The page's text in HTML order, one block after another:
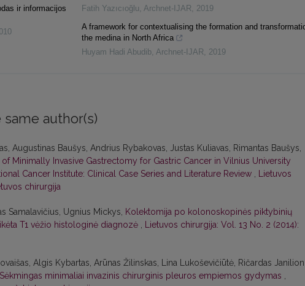
ir informacijos
Fatih Yazıcıoğlu, Archnet-IJAR, 2019
A framework for contextualising the formation and
the medina in North Africa
Huyam Hadi Abudib, Archnet-IJAR, 2019
author(s)
Augustinas Baušys, Andrius Rybakovas, Justas Kuliavas, Rimantas Baušys,
of Minimally Invasive Gastrectomy for Gastric Cancer in Vilnius University
Cancer Institute: Clinical Case Series and Literature Review , Lietuvos
chirurgija
Samalavičius, Ugnius Mickys, Kolektomija po kolonoskopinės piktybinių
T1 vėžio histologinė diagnozė , Lietuvos chirurgija: Vol. 13 No. 2 (2014):
Algis Kybartas, Arūnas Žilinskas, Lina Lukoševičiūtė, Ričardas
Sėkmingas minimaliai invazinis chirurginis pleuros empiemos gydymas ,